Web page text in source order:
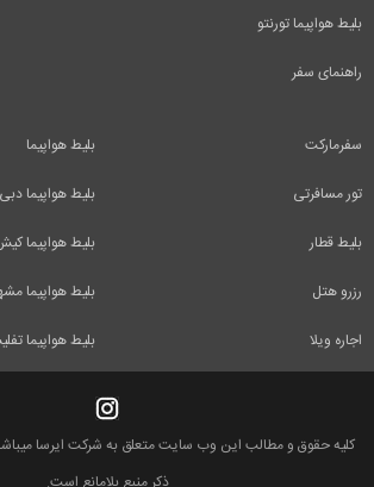
بلیط هواپیما تورنتو
راهنمای سفر
بلیط هواپیما
بلیط هواپیما دبی
بلیط هواپیما
بلیط هواپیما
بلیط هواپیما
سفرمارکت
تور مسافرتی
بلیط قطار
رزرو هتل
اجاره ویلا
کلیه حقوق و مطالب این وب سایت متعلق به شرکت ایرسا میباشد